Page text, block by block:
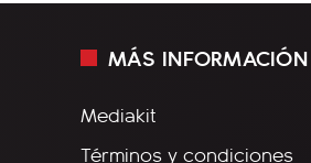
MÁS INFORMACIÓN
Mediakit
Términos y condiciones